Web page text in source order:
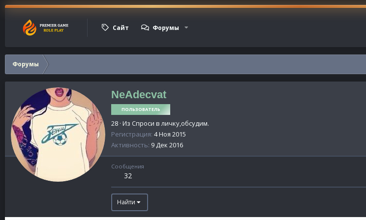
Сайт Форумы
Форумы
NeAdecvat
ПОЛЬЗОВАТЕЛЬ
28 · Из Спроси в личку,обсудим.
Регистрация 4 Ноя 2015
Активность 9 Дек 2016
Сообщения
32
Найти